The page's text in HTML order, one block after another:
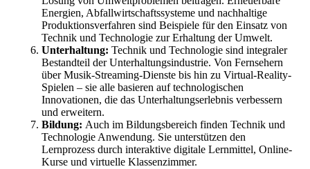
Energien, Abfallwirtschaftssysteme und nachhaltige
Produktionsverfahren sind Beispiele für den Einsatz von
Technik und Technologie zur Erhaltung der Umwelt.
Unterhaltung: Technik und Technologie sind integraler
Bestandteil der Unterhaltungsindustrie. Von Fernsehern
über Musik-Streaming-Dienste bis hin zu Virtual-Reality-
Spielen – sie alle basieren auf technologischen
Innovationen, die das Unterhaltungserlebnis verbessern
und erweitern.
Bildung: Auch im Bildungsbereich finden Technik und
Technologie Anwendung. Sie unterstützen den
Lernprozess durch interaktive digitale Lernmittel, Online-
Kurse und virtuelle Klassenzimmer.